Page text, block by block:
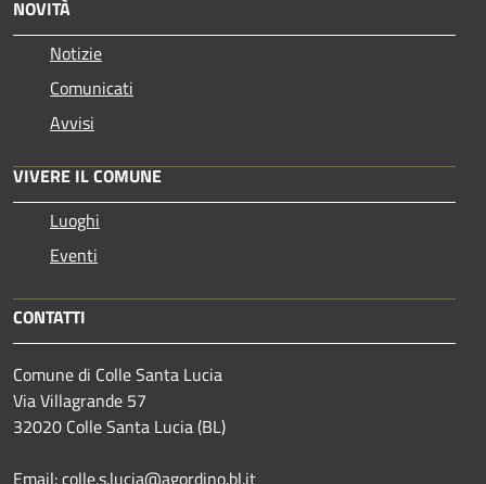
NOVITÀ
Notizie
Comunicati
Avvisi
VIVERE IL COMUNE
Luoghi
Eventi
CONTATTI
Comune di Colle Santa Lucia
Via Villagrande 57
32020 Colle Santa Lucia (BL)
Email: colle.s.lucia@agordino.bl.it